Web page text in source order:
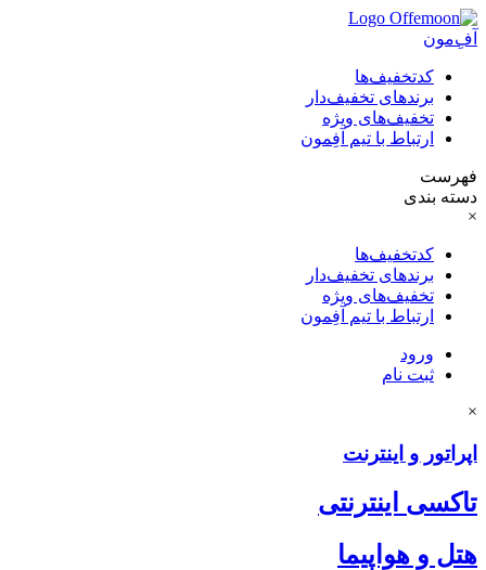
آفِ‌مون
کدتخفیف‌ها
برندهای تخفیف‌دار
تخفیف‌های ویژه
ارتباط با تیم آفِمون
فهرست
دسته بندی
×
کدتخفیف‌ها
برندهای تخفیف‌دار
تخفیف‌های ویژه
ارتباط با تیم آفِمون
ورود
ثبت نام
×
اپراتور و اینترنت
تاکسی اینترنتی
هتل و هواپیما